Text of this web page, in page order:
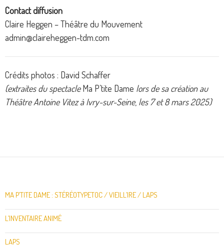
Contact diffusion
Claire Heggen – Théâtre du Mouvement
admin@claireheggen-tdm.com
Crédits photos : David Schaffer
(extraites du spectacleMa P’tite Dame lors de sa création au
Théâtre Antoine Vitez à Ivry-sur-Seine, les 7 et 8 mars 2025)
MA P’TITE DAME : STÉRÉOTYPETOC / VIEILL’IRE / LAPS
L’INVENTAIRE ANIMÉ
LAPS